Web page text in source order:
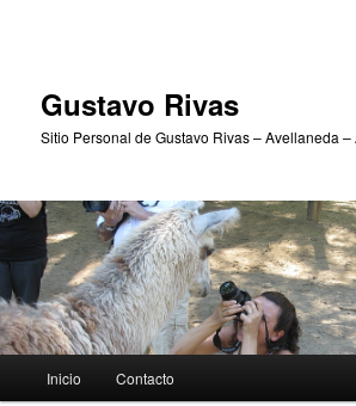
Gustavo Rivas
Sitio Personal de Gustavo Rivas – Avellaneda –
principal
Inicio Contacto